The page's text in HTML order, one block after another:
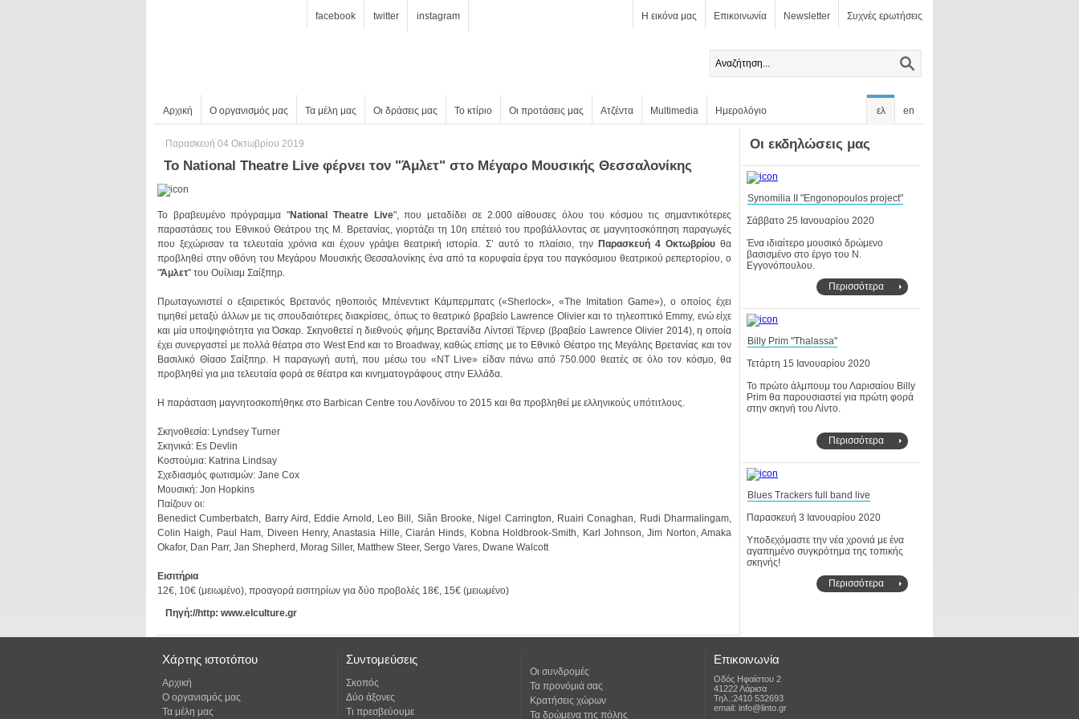
facebook twitter instagram Η εικόνα μας Επικοινωνία Newsletter Συχνές ερωτήσεις
Αρχική Ο οργανισμός μας Τα μέλη μας Οι δράσεις μας Το κτίριο Οι προτάσεις μας Ατζέντα Multimedia Ημερολόγιο ελ en
Παρασκευή 04 Οκτωβρίου 2019
Το National Theatre Live φέρνει τον "Άμλετ" στο Μέγαρο Μουσικής Θεσσαλονίκης
Το βραβευμένο πρόγραμμα "National Theatre Live
που ξεχώρισαν τα τελευταία χρόνια και έχουν γράψει θεατρική ιστορία. Σ’ αυτό το πλαίσιο, την Παρασκευή 4 Οκτωβρίου
"Άμλετ" του Ουίλιαμ Σαίξπηρ.
προβληθεί για μια τελευταία φορά σε θέατρα και κινηματογράφους στην Ελλάδα.
Η παράσταση μαγνητοσκοπήθηκε στο Barbican Centre του Λονδίνου το 2015 και θα προβληθεί με ελληνικούς υπότιτλους.
Σκηνοθεσία: Lyndsey Turner
Σκηνικά: Es Devlin
Κοστούμια: Katrina Lindsay
Σχεδιασμός φωτισμών: Jane Cox
Μουσική: Jon Hopkins
Παίζουν οι:
Okafor, Dan Parr, Jan Shepherd, Morag Siller, Matthew Steer, Sergo Vares, Dwane Walcott
Εισιτήρια
12€, 10€ (μειωμένο), προαγορά εισιτηρίων για δύο προβολές 18€, 15€ (μειωμένο)
Πηγή://http: www.elculture.gr
Οι εκδηλώσεις μας
Synomilia II "Engonopoulos project"
Σάββατο 25 Ιανουαρίου 2020
Εγγονόπουλου.
Περισσότερα
Billy Prim "Thalassa"
Τετάρτη 15 Ιανουαρίου 2020
στην σκηνή του Λίντο.
Περισσότερα
Blues Trackers full band live
Παρασκευή 3 Ιανουαρίου 2020
σκηνής!
Περισσότερα
Χάρτης ιστοτόπου
Αρχική
Ο οργανισμός μας
Τα μέλη μας
Συντομεύσεις
Σκοπός
Δύο άξονες
Τι πρεσβεύουμε
Οι συνδρομές
Τα προνόμιά σας
Κρατήσεις χώρων
Τα δρώμενα της πόλης
Επικοινωνία
Οδός Ηφαίστου 2
41222 Λάρισα
Τηλ.:2410 532693
email: info@linto.gr